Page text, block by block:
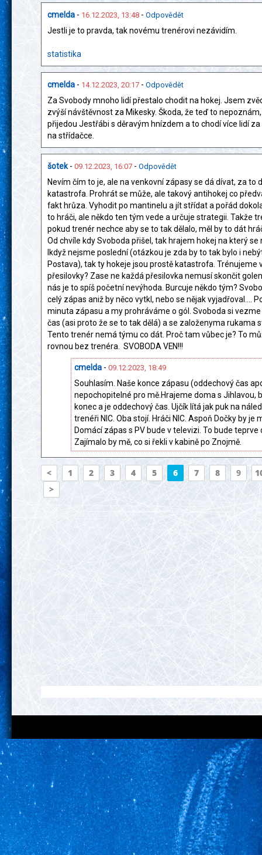
cmelda - 16.12.2023, 13:48 - Odpovědět
Jestli je to pravda, tak novému trenérovi nezávidím.
statistika
cmelda - 14.12.2023, 20:17 - Odpovědět
Za Svobody mnoho lidí přestalo chodit na hokej. Jsem
zvýší návštěvnost za Mikesky. Škoda, že teď to
přijedou Jestřábi s děravým hnízdem a to chodí více lidí
na střídačce.
šotek- 09.12.2023, 16:07 - Odpovědět
Nevím čím to je, ale na venkovní zápasy se dá dívat, za to
katastrofa. Prohrát se může, ale takový antihokej co
fakt hrůza. Vyhodit po mantinelu a jít střídat a pořád
to hráči, ale někdo ten tým vede a určuje strategii. Takže
pokud trenér nechce aby se to tak dělalo, měl by to dát
Od chvíle kdy Svoboda přišel, tak hrajem hokej na který se
Ikdyž nejsme poslední (otázkou je zda by to tak bylo i
Postava), tak ty hokeje jsou prostě katastrofa. Trénujeme
přesilovky? Zase ne každá přesilovka nemusí skončit
nás je to spíš početní nevýhoda. Burcuje někdo tým?
celý zápas aniž by něco vytkl, nebo se nějak vyjadřoval....
minuta zápasu a my prohráváme o gól. Svoboda si
čas (asi proto že se to tak dělá) a se založenyma rukama
Tento trenér nemá týmu co dát. Proč tam vůbec je? To
rovnou bez trenéra. SVOBODA VEN!!!
cmelda - 09.12.2023, 18:49
Souhlasím. Naše konce zápasu (oddechový čas
nepochopitelné pro mě.Hrajeme doma s Jihlavou,
konec a je oddechový čas. Ujčík lítá jak puk na
trenéři NIC. Oba stojí. Hráči NIC. Aspoň Dočky by je
Domácí zápas s PV bude v televizi. To bude teprve
Zajímalo by mě, co si řekli v kabině po Znojmě.
< 1 2 3 4 5 6 7 8 9
>